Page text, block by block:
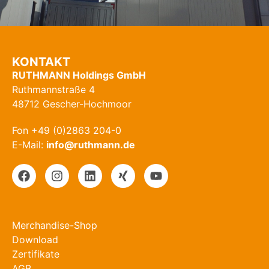
KONTAKT
RUTHMANN Holdings GmbH
Ruthmannstraße 4
48712 Gescher-Hochmoor
Fon +49 (0)2863 204-0
E-Mail: info@ruthmann.de
Merchandise-Shop
Download
Zertifikate